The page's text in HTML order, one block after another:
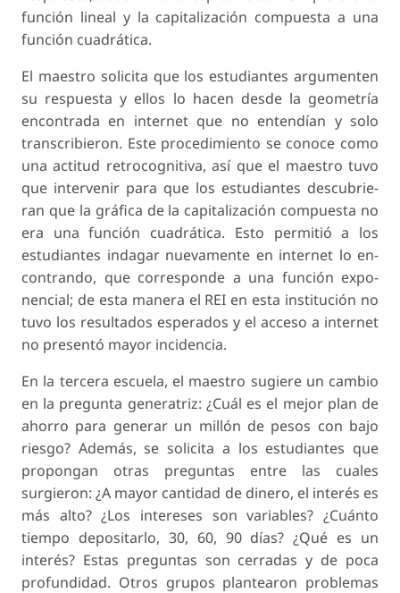
función lineal y la capitalización compuesta a una
función cuadrática.
El maestro solicita que los estudiantes argumen­ten
su respuesta y ellos lo hacen desde la geometría
encontrada en internet que no entendían y solo
transcribieron. Este procedimiento se conoce como
una actitud retrocognitiva, así que el maestro tuvo
que intervenir para que los estudiantes descubrie­
ran que la gráfica de la capitalización compuesta no
era una función cuadrática. Esto permitió a los
estudiantes indagar nuevamente en internet lo en­
contrando, que corresponde a una función expo­
nencial; de esta manera el REI en esta institución no
tuvo los resultados esperados y el acceso a internet
no presentó mayor incidencia.
En la tercera escuela, el maestro sugiere un cam­bio
en la pregunta generatriz: ¿Cuál es el mejor plan de
ahorro para generar un millón de pesos con bajo
riesgo? Además, se solicita a los estudiantes que
pro­pongan otras preguntas entre las cuales
surgieron: ¿A mayor cantidad de dinero, el interés es
más alto? ¿Los intereses son variables? ¿Cuánto
tiempo depo­sitarlo, 30, 60, 90 días? ¿Qué es un
interés? Estas preguntas son cerradas y de poca
profundidad. Otros grupos plantearon problemas